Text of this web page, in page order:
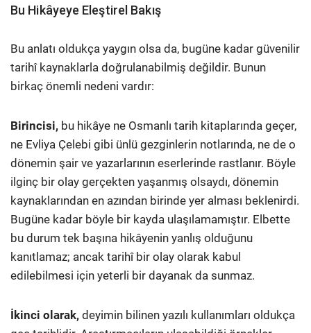
Bu Hikâyeye Eleştirel Bakış
Bu anlatı oldukça yaygın olsa da, bugüne kadar güvenilir
tarihî kaynaklarla doğrulanabilmiş değildir. Bunun
birkaç önemli nedeni vardır:
Birincisi, bu hikâye ne Osmanlı tarih kitaplarında geçer,
ne Evliya Çelebi gibi ünlü gezginlerin notlarında, ne de o
dönemin şair ve yazarlarının eserlerinde rastlanır. Böyle
ilginç bir olay gerçekten yaşanmış olsaydı, dönemin
kaynaklarından en azından birinde yer alması beklenirdi.
Bugüne kadar böyle bir kayda ulaşılamamıştır. Elbette
bu durum tek başına hikâyenin yanlış olduğunu
kanıtlamaz; ancak tarihî bir olay olarak kabul
edilebilmesi için yeterli bir dayanak da sunmaz.
İkinci olarak, deyimin bilinen yazılı kullanımları oldukça